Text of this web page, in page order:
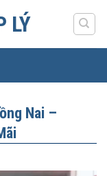
LÝ
Nai –